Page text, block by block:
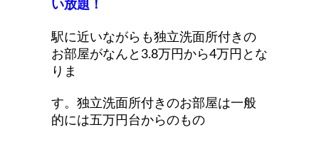
い放題！
駅に近いながらも独立洗面所付きの
お部屋がなんと3.8万円から4万円とな
りま
す。独立洗面所付きのお部屋は一般
的には五万円台からのもの